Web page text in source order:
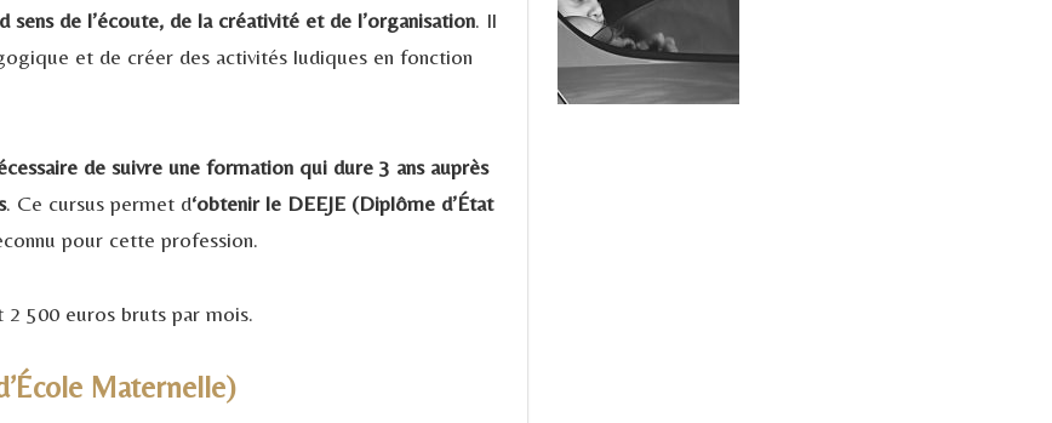
sens de l’écoute, de la créativité et de l’organisation. Il
et de créer des activités ludiques en fonction
de suivre une formation qui dure 3 ans auprès
. Ce cursus permet d‘obtenir le DEEJE (Diplôme d’État
pour cette profession.
500 euros bruts par mois.
Maternelle)